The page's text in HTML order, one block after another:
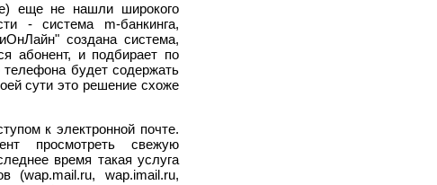
еще не нашли широкого
- система m-банкинга,
создана система,
абонент, и подбирает по
будет содержать
сути это решение схоже
к электронной почте.
просмотреть свежую
время такая услуга
(wap.mail.ru, wap.imail.ru,